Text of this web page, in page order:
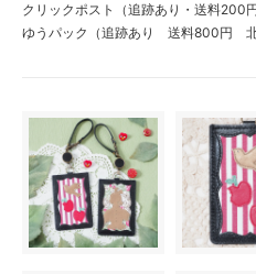
クリックポスト（追跡あり・送料200円
ゆうパック（追跡あり 送料800円 北